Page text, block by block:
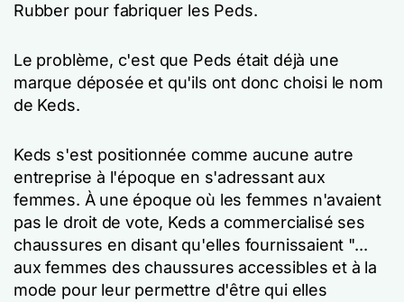
Rubber pour fabriquer les Peds.
Le problème, c'est que Peds était déjà une
marque déposée et qu'ils ont donc choisi le nom
de Keds.
Keds s'est positionnée comme aucune autre
entreprise à l'époque en s'adressant aux
femmes. À une époque où les femmes n'avaient
pas le droit de vote, Keds a commercialisé ses
chaussures en disant qu'elles fournissaient "...
aux femmes des chaussures accessibles et à la
mode pour leur permettre d'être qui elles